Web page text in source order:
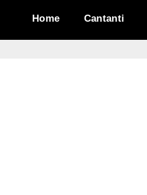
Home Cantanti